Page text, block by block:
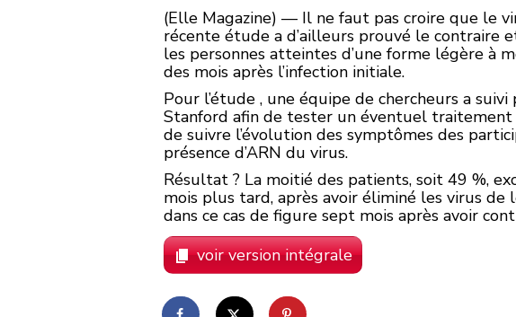
(Elle Magazine) — Il ne faut pas croire que le
récente étude a d’ailleurs prouvé le
les personnes atteintes d’une forme légère à
des mois après l’infection initiale.
Pour l’étude , une équipe de chercheurs a
Stanford afin de tester un éventuel traitement
de suivre l’évolution des symptômes des
présence d’ARN du virus.
Résultat ? La moitié des patients, soit 49 %,
mois plus tard, après avoir éliminé les virus
dans ce cas de figure sept mois après avoir
voir version intégrale